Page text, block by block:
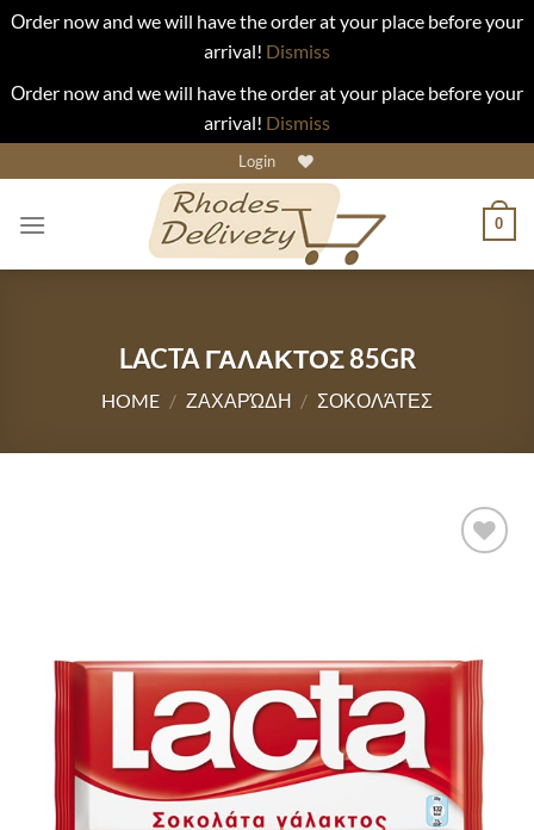
Οrder now and we will have the order at your place before your
arrival! Dismiss
Οrder now and we will have the order at your place before your
arrival! Dismiss
to
content
Login
0
LACTA ΓΑΛΑΚΤΟΣ 85GR
HOME / ΖΑΧΑΡΏΔΗ / ΣΟΚΟΛΆΤΕΣ